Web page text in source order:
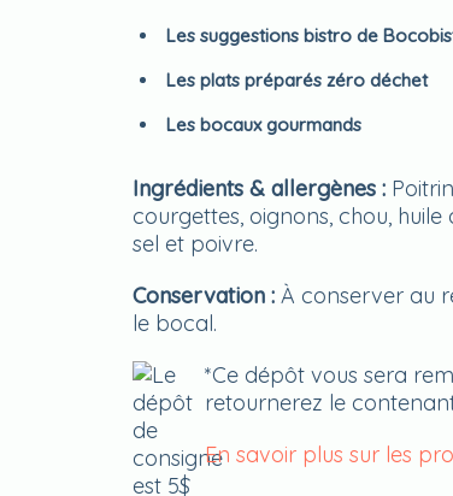
Les suggestions bistro de
Les plats préparés zéro déchet
Les bocaux gourmands
Ingrédients & allergènes :
courgettes, oignons, chou, huile
sel et poivre.
Conservation : À conserver au
le bocal.
*Ce dépôt vous sera
retournerez le
En savoir plus sur les